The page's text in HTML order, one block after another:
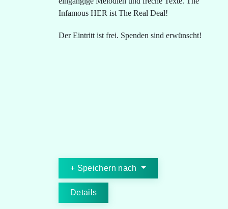
Infamous HER ist The Real Deal!
Der Eintritt ist frei. Spenden sind erwünscht!
Speichern nach
Details